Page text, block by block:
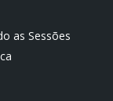
as Sessões